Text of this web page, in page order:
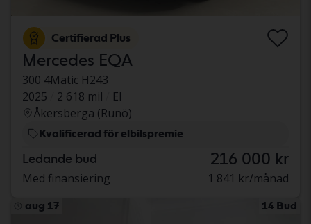
Certifierad Plus
Mercedes EQA
300 4Matic H243
2025
2 618 mil
El
Åkersberga (Runö)
Kvalificerad för elbilspremie
Ledande bud 216 000 kr
Med finansiering 1 841 kr/månad
aug 17 14 Bud